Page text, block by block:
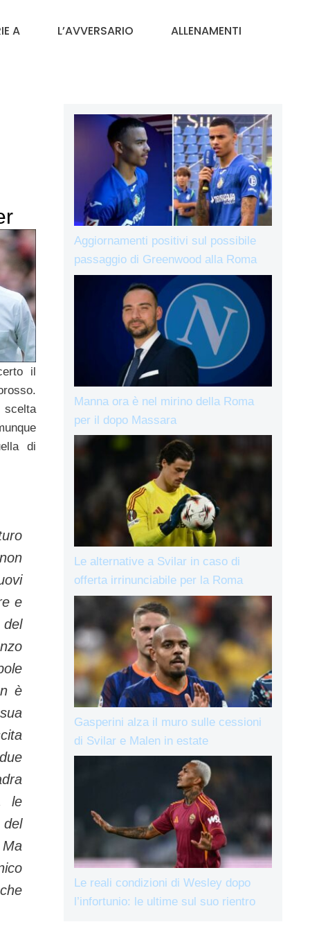
A L’AVVERSARIO ALLENAMENTI
il
di
e
del
è
le
Aggiornamenti positivi sul possibile
passaggio di Greenwood alla Roma
Manna ora è nel mirino della Roma
per il dopo Massara
Le alternative a Svilar in caso di
offerta irrinunciabile per la Roma
Gasperini alza il muro sulle cessioni
di Svilar e Malen in estate
Le reali condizioni di Wesley dopo
l’infortunio: le ultime sul suo rientro